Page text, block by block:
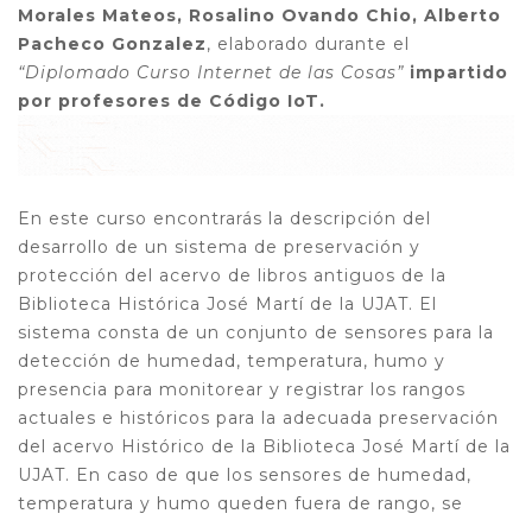
Morales Mateos, Rosalino Ovando Chio, Alberto
Pacheco Gonzalez, elaborado durante el
“Diplomado Curso Internet de las Cosas” impartido
por profesores de Código IoT.
En este curso encontrarás la descripción del
desarrollo de un sistema de preservación y
protección del acervo de libros antiguos de la
Biblioteca Histórica José Martí de la UJAT. El
sistema consta de un conjunto de sensores para la
detección de humedad, temperatura, humo y
presencia para monitorear y registrar los rangos
actuales e históricos para la adecuada preservación
del acervo Histórico de la Biblioteca José Martí de la
UJAT. En caso de que los sensores de humedad,
temperatura y humo queden fuera de rango, se